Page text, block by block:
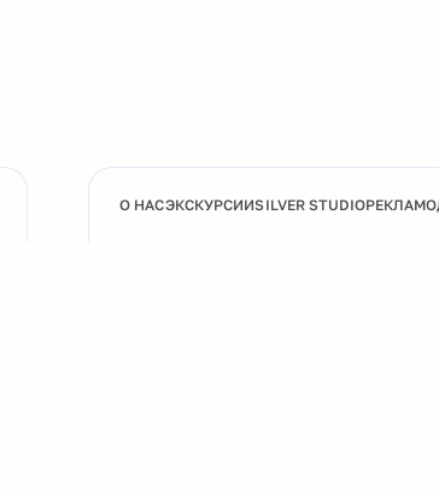
О НАСЭКСКУРСИИSILVER STUDIO